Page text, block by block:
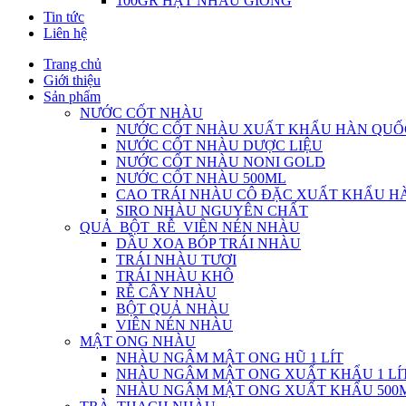
Tin tức
Liên hệ
Trang chủ
Giới thiệu
Sản phẩm
NƯỚC CỐT NHÀU
NƯỚC CỐT NHÀU XUẤT KHẨU HÀN
NƯỚC CỐT NHÀU DƯỢC LIỆU
NƯỚC CỐT NHÀU NONI GOLD
NƯỚC CỐT NHÀU 500ML
CAO TRÁI NHÀU CÔ ĐẶC XUẤT KHẨU
SIRO NHÀU NGUYÊN CHẤT
QUẢ_BỘT_RỄ_VIÊN NÉN NHÀU
DẦU XOA BÓP TRÁI NHÀU
TRÁI NHÀU TƯƠI
TRÁI NHÀU KHÔ
RỄ CÂY NHÀU
BỘT QUẢ NHÀU
VIÊN NÉN NHÀU
MẬT ONG NHÀU
NHÀU NGÂM MẬT ONG HŨ 1 LÍT
NHÀU NGÂM MẬT ONG XUẤT KHẨU 1
NHÀU NGÂM MẬT ONG XUẤT KHẨU